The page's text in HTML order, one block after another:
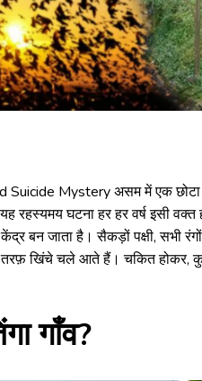
Mystery असम में एक छोटा
रहस्यमय घटना हर हर वर्ष इसी
केंद्र बन जाता है। सैकड़ों पक्षी, सभी
खिंचे चले आते हैं। चकित होकर,
गाँव?